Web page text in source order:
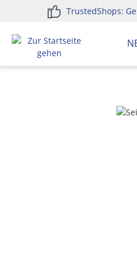
Zur Hauptnavigation
TrustedShops: